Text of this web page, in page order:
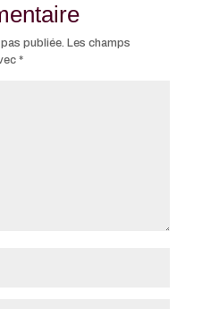
publiée. Les champs
*